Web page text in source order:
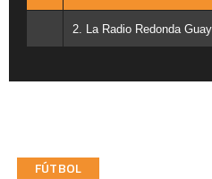
2. La Radio Redonda
FÚTBOL